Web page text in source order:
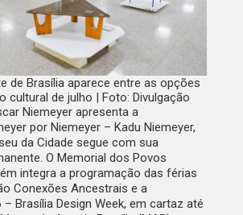
de Brasília aparece entre as opções
cultural de julho | Foto: Divulgação
Niemeyer apresenta a
por Niemeyer – Kadu Niemeyer,
da Cidade segue com sua
O Memorial dos Povos
integra a programação das férias
Conexões Ancestrais e a
– Brasília Design Week, em cartaz até